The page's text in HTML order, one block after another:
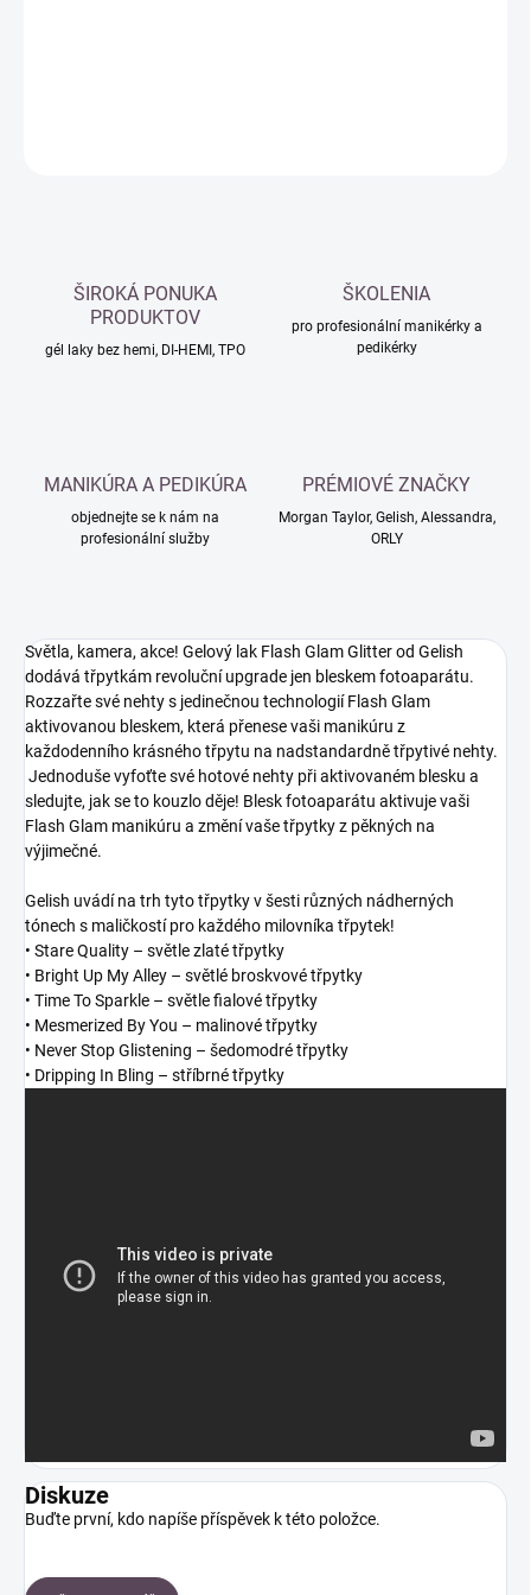
ŠIROKÁ PONUKA
PRODUKTOV
gél laky bez hemi, DI-HEMI, TPO
ŠKOLENIA
pro profesionální manikérky a
pedikérky
MANIKÚRA A PEDIKÚRA
objednejte se k nám na
profesionální služby
PRÉMIOVÉ ZNAČKY
Morgan Taylor, Gelish, Alessandra,
ORLY
Světla, kamera, akce! Gelový lak Flash Glam Glitter od Gelish
dodává třpytkám revoluční upgrade jen bleskem fotoaparátu.
Rozzařte své nehty s jedinečnou technologií Flash Glam
aktivovanou bleskem, která přenese vaši manikúru z
každodenního krásného třpytu na nadstandardně třpytivé nehty.
Jednoduše vyfoťte své hotové nehty při aktivovaném blesku a
sledujte, jak se to kouzlo děje! Blesk fotoaparátu aktivuje vaši
Flash Glam manikúru a změní vaše třpytky z pěkných na
výjimečné.
Gelish uvádí na trh tyto třpytky v šesti různých nádherných
tónech s maličkostí pro každého milovníka třpytek!
• Stare Quality – světle zlaté třpytky
• Bright Up My Alley – světlé broskvové třpytky
• Time To Sparkle – světle fialové třpytky
• Mesmerized By You – malinové třpytky
• Never Stop Glistening – šedomodré třpytky
• Dripping In Bling – stříbrné třpytky
Diskuze
Buďte první, kdo napíše příspěvek k této položce.